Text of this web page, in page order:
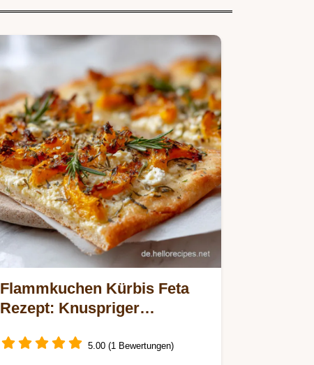
Flammkuchen Kürbis Feta
Rezept: Knuspriger
5.00 (1 Bewertungen)